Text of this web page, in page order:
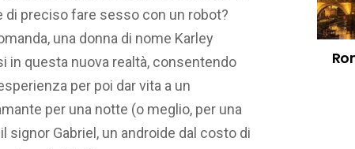
di preciso fare sesso con un robot?
una donna di nome Karley
in questa nuova realtà, consentendo
per poi dar vita a un
per una notte (o meglio, per una
Gabriel, un androide dal costo di